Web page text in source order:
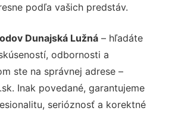
podľa vašich predstáv.
Dunajská Lužná – hľadáte
odbornosti a
ste na správnej adrese –
Inak povedané, garantujeme
serióznosť a korektné